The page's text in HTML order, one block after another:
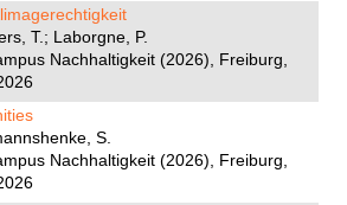
T.; Laborgne, P.
Nachhaltigkeit (2026), Freiburg,
S.
Nachhaltigkeit (2026), Freiburg,